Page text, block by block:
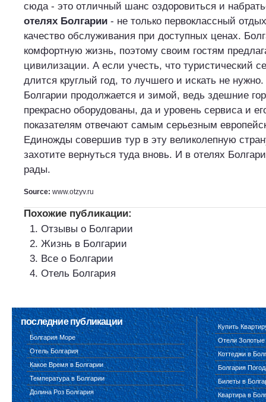
сюда - это отличный шанс оздоровиться и
отелях Болгарии - не только первоклассный
качество обслуживания при доступных ценах.
комфортную жизнь, поэтому своим гостям
цивилизации. А если учесть, что туристический
длится круглый год, то лучшего и искать не
Болгарии продолжается и зимой, ведь здешние
прекрасно оборудованы, да и уровень сервиса и
показателям отвечают самым серьезным
Единожды совершив тур в эту великолепную
захотите вернуться туда вновь. И в отелях
рады.
Source: www.otzyv.ru
Похожие публикации:
Отзывы о Болгарии
Жизнь в Болгарии
Все о Болгарии
Отель Болгария
последние публикации
Болгария Море
Отель Болгария
Какое Время в Болгарии
Температура в Болгарии
Долина Роз Болгария
Купить
Отели Золотые
Коттеджи в
Болгария
Билеты в
Квартира в